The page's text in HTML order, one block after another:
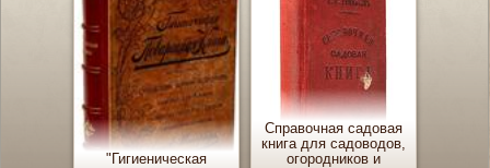
"Гигиеническая
Справочная садовая
книга для садоводов,
огородников и